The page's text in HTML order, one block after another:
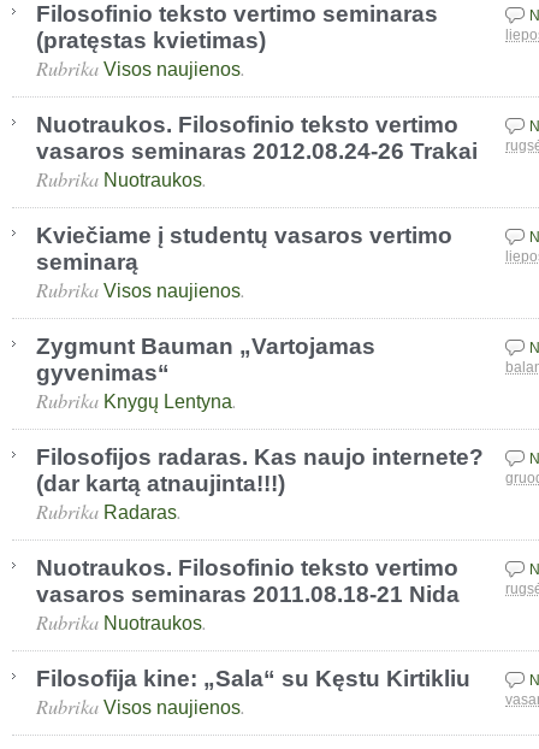
Filosofinio teksto vertimo seminaras
(pratęstas kvietimas)
Rubrika Visos naujienos.
Nuotraukos. Filosofinio teksto vertimo
vasaros seminaras 2012.08.24-26 Trakai
Rubrika Nuotraukos.
Kviečiame į studentų vasaros vertimo
seminarą
Rubrika Visos naujienos.
Zygmunt Bauman „Vartojamas
gyvenimas“
Rubrika Knygų Lentyna.
Filosofijos radaras. Kas naujo internete?
(dar kartą atnaujinta!!!)
Rubrika Radaras.
Nuotraukos. Filosofinio teksto vertimo
vasaros seminaras 2011.08.18-21 Nida
Rubrika Nuotraukos.
Filosofija kine: „Sala“ su Kęstu Kirtikliu
Rubrika Visos naujienos.